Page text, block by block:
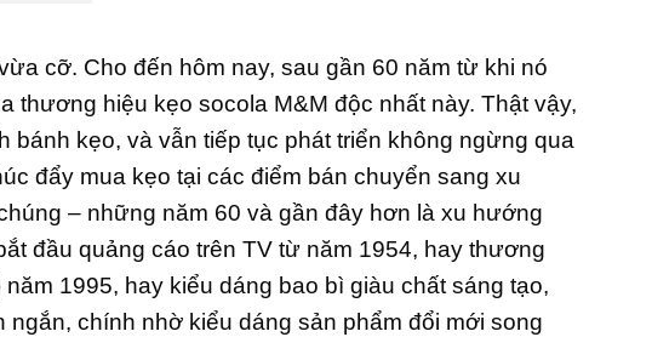
cỡ. Cho đến hôm nay, sau gần 60 năm từ khi nó
thương hiệu kẹo socola M&M độc nhất này. Thật vậy,
kẹo, và vẫn tiếp tục phát triển không ngừng qua
đẩy mua kẹo tại các điểm bán chuyển sang xu
– những năm 60 và gần đây hơn là xu hướng
đầu quảng cáo trên TV từ năm 1954, hay thương
1995, hay kiểu dáng bao bì giàu chất sáng tạo,
chính nhờ kiểu dáng sản phẩm đổi mới song